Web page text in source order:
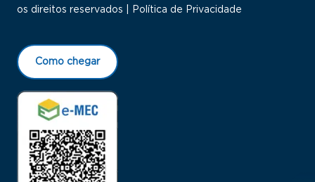
os direitos reservados |
Política de Privacidade
Como chegar